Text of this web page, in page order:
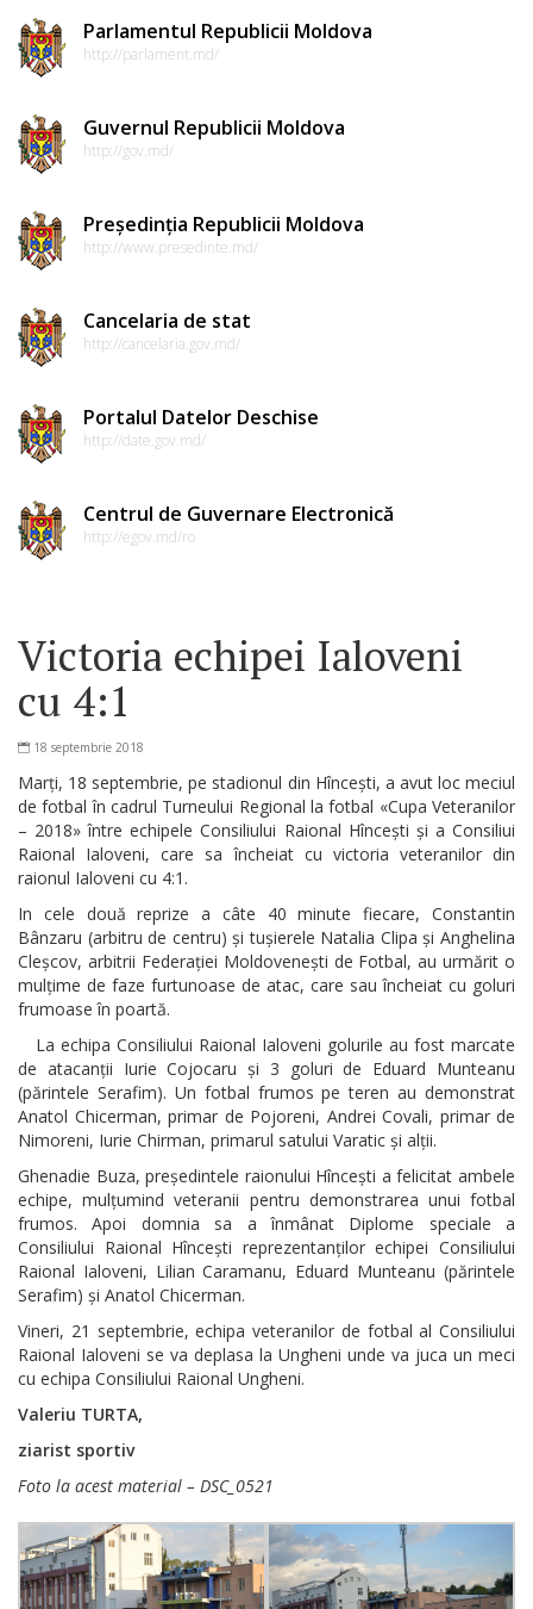
Parlamentul Republicii Moldova
http://parlament.md/
Guvernul Republicii Moldova
http://gov.md/
Președinția Republicii Moldova
http://www.presedinte.md/
Cancelaria de stat
http://cancelaria.gov.md/
Portalul Datelor Deschise
http://date.gov.md/
Centrul de Guvernare Electronică
http://egov.md/ro
Victoria echipei Ialoveni
cu 4:1
18 septembrie 2018
Marți, 18 septembrie, pe stadionul din Hîncești, a avut loc meciul
de fotbal în cadrul Turneului Regional la fotbal «Cupa Veteranilor
– 2018» între echipele Consiliului Raional Hîncești și a Consiliui
Raional Ialoveni, care sa încheiat cu victoria veteranilor din
raionul Ialoveni cu 4:1.
In cele două reprize a câte 40 minute fiecare, Constantin
Bânzaru (arbitru de centru) și tușierele Natalia Clipa și Anghelina
Cleșcov, arbitrii Federației Moldovenești de Fotbal, au urmărit o
mulțime de faze furtunoase de atac, care sau încheiat cu goluri
frumoase în poartă.
La echipa Consiliului Raional Ialoveni golurile au fost marcate
de atacanții Iurie Cojocaru și 3 goluri de Eduard Munteanu
(părintele Serafim). Un fotbal frumos pe teren au demonstrat
Anatol Chicerman, primar de Pojoreni, Andrei Covali, primar de
Nimoreni, Iurie Chirman, primarul satului Varatic și alții.
Ghenadie Buza, președintele raionului Hîncești a felicitat ambele
echipe, mulțumind veteranii pentru demonstrarea unui fotbal
frumos. Apoi domnia sa a înmânat Diplome speciale a
Consiliului Raional Hîncești reprezentanților echipei Consiliului
Raional Ialoveni, Lilian Caramanu, Eduard Munteanu (părintele
Serafim) și Anatol Chicerman.
Vineri, 21 septembrie, echipa veteranilor de fotbal al Consiliului
Raional Ialoveni se va deplasa la Ungheni unde va juca un meci
cu echipa Consiliului Raional Ungheni.
Valeriu TURTA,
ziarist sportiv
Foto la acest material – DSC_0521